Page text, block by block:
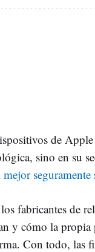
de
sino en su
mejor
fabricantes de
y cómo la
Con todo, las